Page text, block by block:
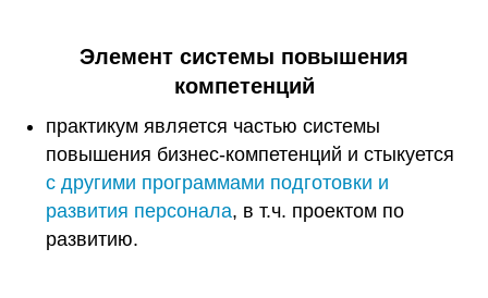
Элемент системы повышения
компетенций
практикум является частью системы
повышения бизнес-компетенций и стыкуется
с другими программами подготовки и
развития персонала, в т.ч. проектом по
развитию.